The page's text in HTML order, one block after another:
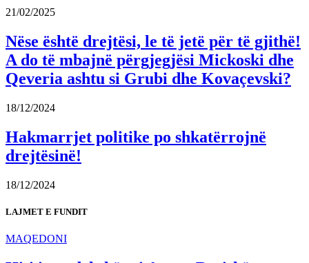
21/02/2025
Nëse është drejtësi, le të jetë për të gjithë!
A do të mbajnë përgjegjësi Mickoski dhe
Qeveria ashtu si Grubi dhe Kovaçevski?
18/12/2024
Hakmarrjet politike po shkatërrojnë
drejtësinë!
18/12/2024
LAJMET E FUNDIT
MAQEDONI